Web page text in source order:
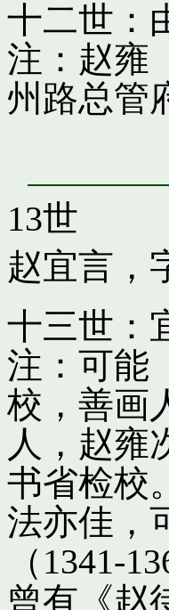
十二世：
注：赵雍
州路总管
13世
赵宜言，
十三世：
注：可能
校，善画
人，赵雍
书省检校
法亦佳，
（1341-
曾有《赵